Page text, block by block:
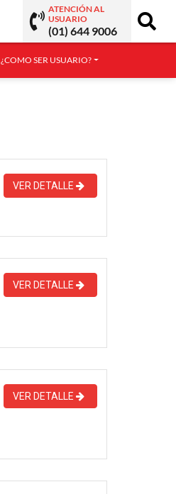
ATENCIÓN AL
USUARIO
(01) 644 9006
¿COMO SER USUARIO?
VER DETALLE
VER DETALLE
VER DETALLE